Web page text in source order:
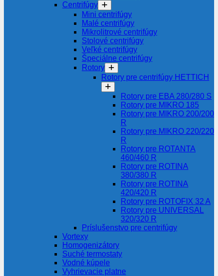
Centrifúgy
Mini centrifúgy
Malé centrifúgy
Mikrolitrové centrifúgy
Stolové centrifúgy
Veľké centrifúgy
Špeciálne centrifúgy
Rotory
Rotory pre centrifúgy HETTICH
Rotory pre EBA 280/280 S
Rotory pre MIKRO 185
Rotory pre MIKRO 200/200
R
Rotory pre MIKRO 220/220
R
Rotory pre ROTANTA
460/460 R
Rotory pre ROTINA
380/380 R
Rotory pre ROTINA
420/420 R
Rotory pre ROTOFIX 32 A
Rotory pre UNIVERSAL
320/320 R
Príslušenstvo pre centrifúgy
Vortexy
Homogenizátory
Suché termostaty
Vodné kúpele
Vyhrievacie platne